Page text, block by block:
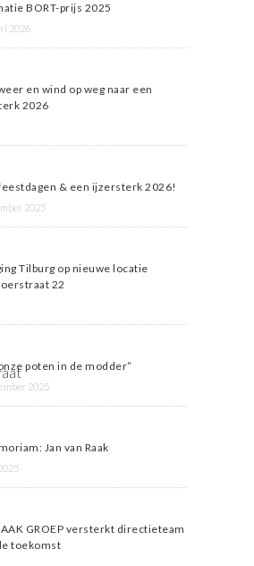
BORT-prijs 2025
2026
en wind op weg naar een
2026
& een ijzersterk 2026!
2025
Tilburg op nieuwe locatie
22
poten in de modder”
2025
Jan van Raak
GROEP versterkt directieteam
toekomst